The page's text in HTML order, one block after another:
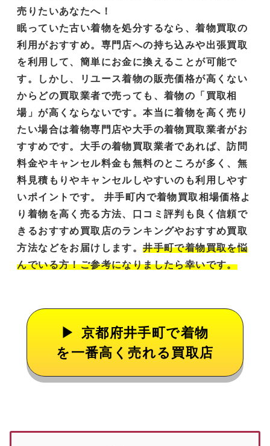
売りたいあなたへ！
眠っていた古い着物を処分するなら、着物買取の
利用がおすすめ。専門店への持ち込みや出張買取
を利用して、簡単にお金に換えることが可能で
す。しかし、リユース着物の販売価格が高くない
からどの買取業者で売っても、着物の「買取相
場」が高くならないです。本当に着物を高く売り
たい場合は着物専門店や大手の着物買取業者がお
すすめです。大手の着物買取業者であれば、訪問
料金やキャンセル料金も無料のところが多く、 無
料見積もりやキャンセルしやすいのも利用しやす
いポイントです。 井手町内で着物買取相場価格よ
り着物を高く売る方法、口コミ評判も良く信頼で
きるおすすめ買取店のランキングやおすすめ買取
方法などをお届けします。井手町で着物買取を悩
んでいる方！ご参考になりましたら幸いです。
京都府井手町で着物
を一番高く売れる買取店